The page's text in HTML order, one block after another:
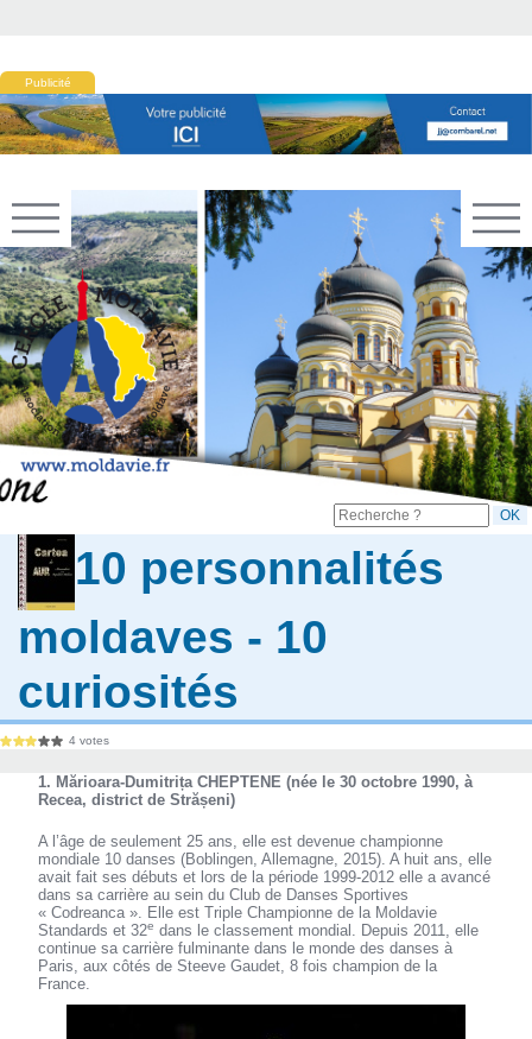
Publicité
10 personnalités
moldaves - 10
curiosités
4 votes
1. Mărioara-Dumitrița CHEPTENE (née le 30 octobre 1990, à
Recea, district de Strășeni)
A l’âge de seulement 25 ans, elle est devenue championne
mondiale 10 danses (Boblingen, Allemagne, 2015). A huit ans, elle
avait fait ses débuts et lors de la période 1999-2012 elle a avancé
dans sa carrière au sein du Club de Danses Sportives
« Codreanca ». Elle est Triple Championne de la Moldavie
Standards et 32e dans le classement mondial. Depuis 2011, elle
continue sa carrière fulminante dans le monde des danses à
Paris, aux côtés de Steeve Gaudet, 8 fois champion de la
France.